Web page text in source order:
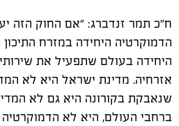
ח"כ תמר זנדברג: "אם החוק הזה
הדמוקרטיה היחידה במזרח
היחידה בעולם שתפעיל את
אזרחיה. מדינת ישראל היא לא
שנאבקת בקורונה היא גם לא
ברחבי העולם, היא לא